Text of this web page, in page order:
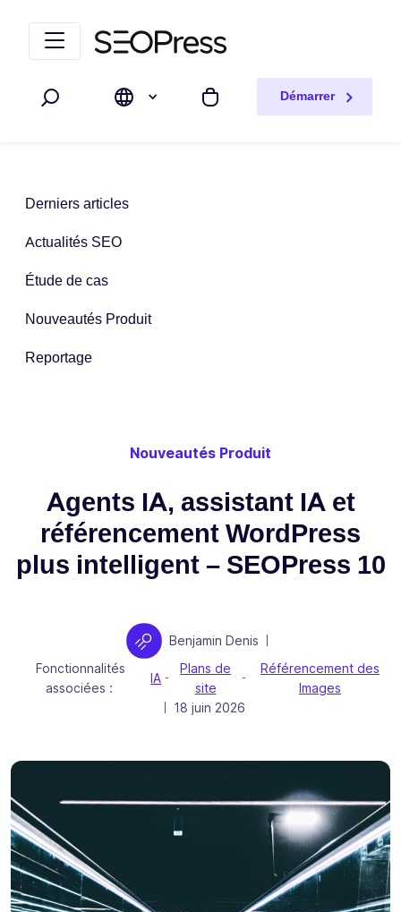
Rechercher Mon panier
Démarrer
Derniers articles
Actualités SEO
Étude de cas
Nouveautés Produit
Reportage
Nouveautés Produit
Agents IA, assistant IA et
référencement WordPress
plus intelligent – SEOPress 10
Auteur
Benjamin Denis
Fonctionnalités
associées :
IA -
Plans de
site
-
Référencement des
Images
Publié le
18 juin 2026